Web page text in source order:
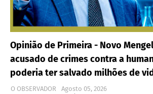
Opinião de Primeira - Novo
acusado de crimes contra a
poderia ter salvado milhões de
O OBSERVADOR
Agosto 05, 2026